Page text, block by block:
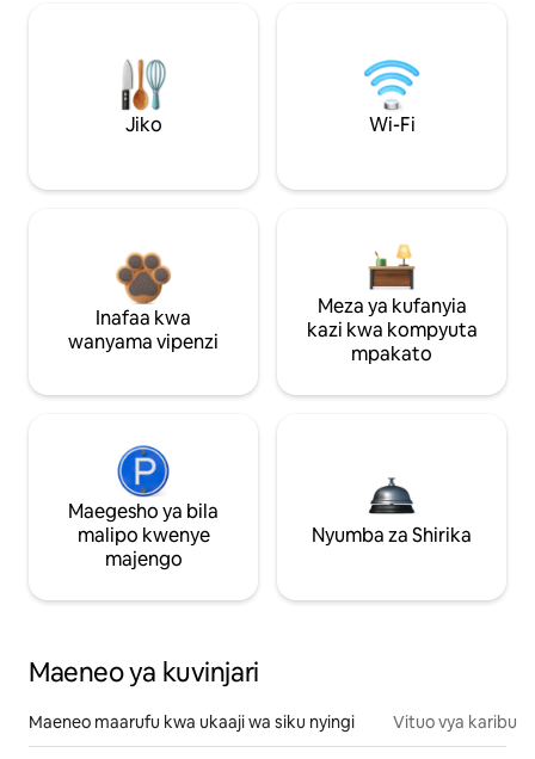
Jiko Wi-Fi
Inafaa kwa
wanyama vipenzi
Meza ya kufanyia
kazi kwa kompyuta
mpakato
Maegesho ya bila
malipo kwenye
majengo
Nyumba za Shirika
Maeneo ya kuvinjari
Maeneo maarufu kwa ukaaji wa siku nyingi Vituo vya karibu